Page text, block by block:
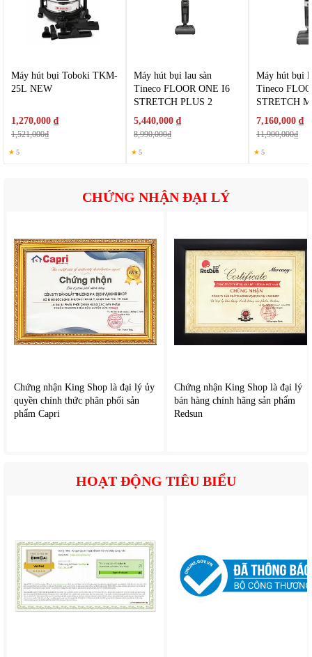
các loại hạt bụi nhỏ nhất gây dị ứng, đèn UV được kết nối linh
động với bộ ngắt mạch ngay khi thiết bị không còn tiếp xúc với
mặt đất, đèn UV sẽ tự động tắt để đảm bảo an toàn cho người
Máy hút bụi chăn nệm gia đình Deerma
Máy hút bụi Toboki TKM-
25L NEW
1,270,000 ₫
1,521,000₫
★ 5
Máy hút bụi lau sàn
Tineco FLOOR ONE I6
STRETCH PLUS 2
5,440,000 ₫
8,990,000₫
★ 5
Máy hút bụi
Tineco
STRETCH
7,160,000 ₫
11,900,000₫
★ 5
CHỨNG NHẬN ĐẠI LÝ
Chứng nhận King Shop là đại lý ủy
quyền chính thức phân phối sản
phẩm Capri
Chứng nhận King Shop là đại lý
bán hàng chính hãng sản phẩm
Redsun
HOẠT ĐỘNG TIÊU BIỂU